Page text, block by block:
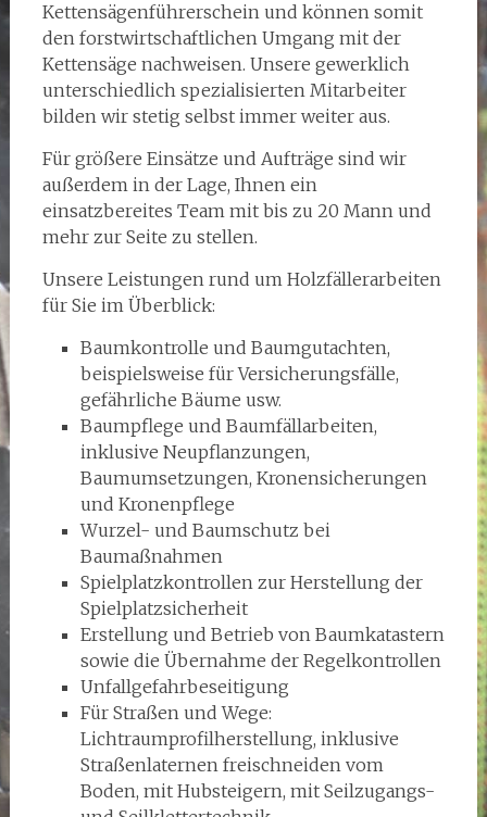
Kettensägenführerschein und können somit
den forstwirtschaftlichen Umgang mit der
Kettensäge nachweisen. Unsere gewerklich
unterschiedlich spezialisierten Mitarbeiter
bilden wir stetig selbst immer weiter aus.
Für größere Einsätze und Aufträge sind wir
außerdem in der Lage, Ihnen ein
einsatzbereites Team mit bis zu 20 Mann und
mehr zur Seite zu stellen.
Unsere Leistungen rund um Holzfällerarbeiten
für Sie im Überblick:
Baumkontrolle und Baumgutachten,
beispielsweise für Versicherungsfälle,
gefährliche Bäume usw.
Baumpflege und Baumfällarbeiten,
inklusive Neupflanzungen,
Baumumsetzungen, Kronensicherungen
und Kronenpflege
Wurzel- und Baumschutz bei
Baumaßnahmen
Spielplatzkontrollen zur Herstellung der
Spielplatzsicherheit
Erstellung und Betrieb von Baumkatastern
sowie die Übernahme der Regelkontrollen
Unfallgefahrbeseitigung
Für Straßen und Wege:
Lichtraumprofilherstellung, inklusive
Straßenlaternen freischneiden vom
Boden, mit Hubsteigern, mit Seilzugangs-